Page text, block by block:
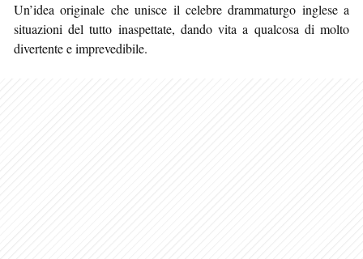
Un’idea originale che unisce il celebre drammaturgo inglese a
situazioni del tutto inaspettate, dando vita a qualcosa di molto
divertente e imprevedibile.